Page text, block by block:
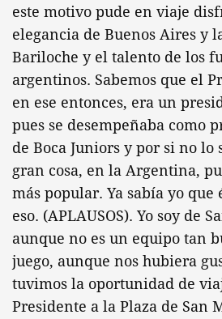
este motivo pude en viaje
elegancia de Buenos Aires y
Bariloche y el talento de los
argentinos. Sabemos que el
en ese entonces, era un
pues se desempeñaba como
de Boca Juniors y por si no lo
gran cosa, en la Argentina,
más popular. Ya sabía yo que
eso. (APLAUSOS). Yo soy de
aunque no es un equipo tan
juego, aunque nos hubiera
tuvimos la oportunidad de
Presidente a la Plaza de San